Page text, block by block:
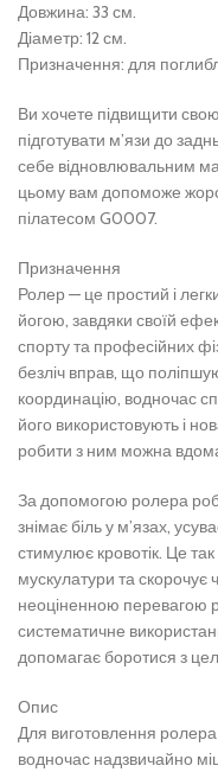
Довжина: 33 см.
Діаметр: 12 см.
Призначення: для
Ви хочете підвищити
підготувати м’язи до
себе відновлювальним
цьому вам допоможе
пілатесом G0007.
Призначення
Ролер — це простий і
йогою, завдяки своїй
спорту та професійних
безліч вправ, що
координацію, водночас
його використовують і
робити з ним можна
За допомогою ролера
знімає біль у м’язах,
стимулює кровотік. Це
мускулатури та скорочує
неоціненною перевагою
систематичне
допомагає боротися з
Опис
Для виготовлення ролера
водночас надзвичайно